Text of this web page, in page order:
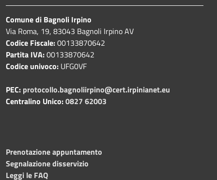
Comune di Bagnoli Irpino
Via Roma, 19, 83043 Bagnoli Irpino AV
Codice Fiscale:00133870642
Partita IVA:00133870642
Codice univoco: UFG0VF
PEC: protocollo.bagnoliirpino@cert.irpinianet.eu
Centralino Unico:0827 62003
Prenotazione appuntamento
Segnalazione disservizio
Leggi le FAQ